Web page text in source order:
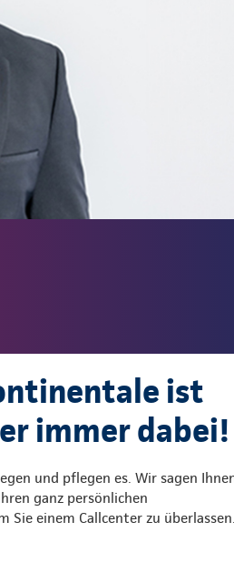
ist
immer dabei!
und pflegen es. Wir sagen
ganz persönlichen
einem Callcenter zu überlassen.